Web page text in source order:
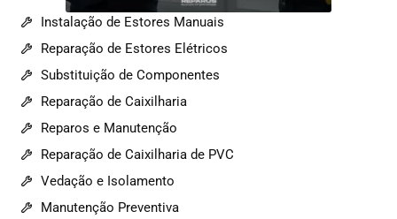
Instalação de Estores Manuais
Reparação de Estores Elétricos
Substituição de Componentes
Reparação de Caixilharia
Reparos e Manutenção
Reparação de Caixilharia de PVC
Vedação e Isolamento
Manutenção Preventiva